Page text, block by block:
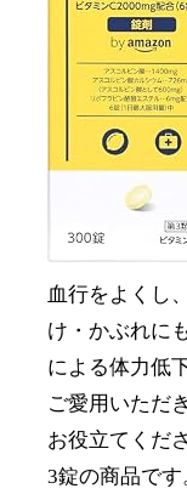
血行をよくし
け・かぶれに
による体力低
ご愛用いただ
お役立てくだ
3錠の商品です